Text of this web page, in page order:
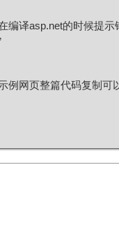
译asp.net的时候提
例网页整篇代码复制